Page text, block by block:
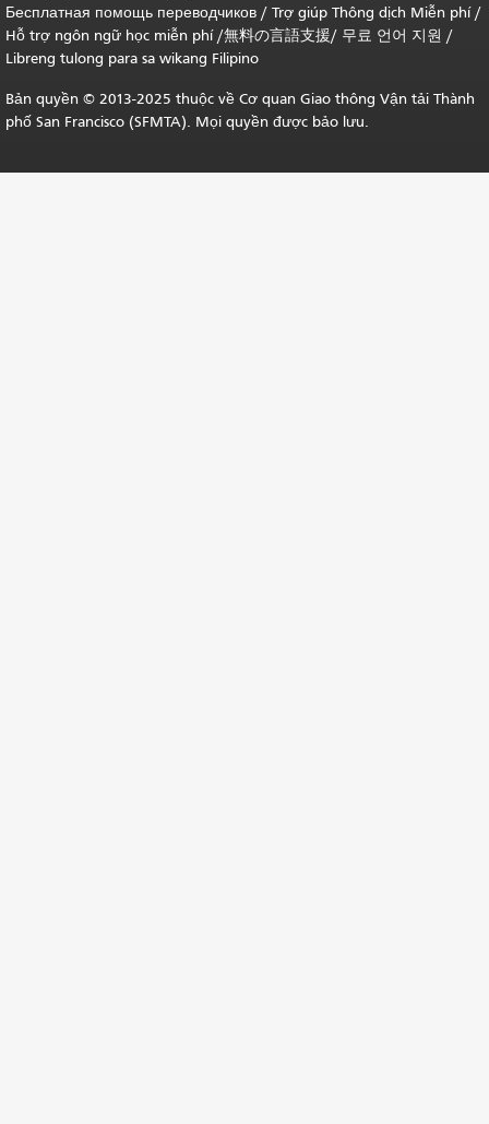
Бесплатная помощь переводчиков / Trợ giúp Thông dịch Miễn phí/
Hỗ trợ ngôn ngữ học miễn phí/無料の言語支援/ 무료 언어 지원 /
Libreng tulong para sa wikang Filipino
Bản quyền © 2013-2025 thuộc về Cơ quan Giao thông Vận tải Thành
phố San Francisco (SFMTA). Mọi quyền được bảo lưu.